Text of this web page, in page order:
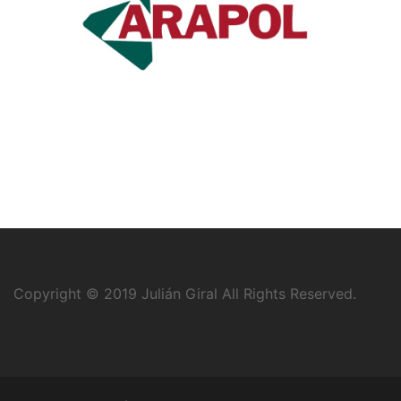
Copyright © 2019 Julián Giral All Rights Reserved.